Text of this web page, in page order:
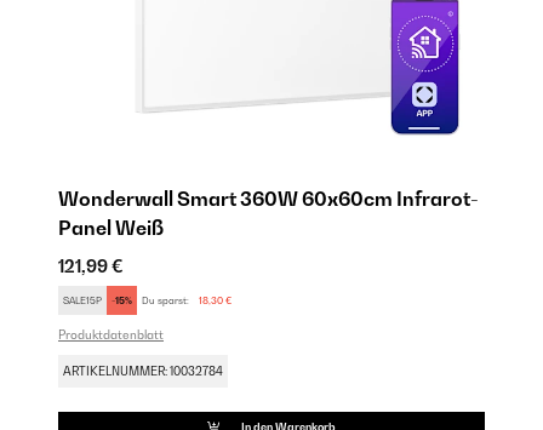
Wonderwall Smart 360W 60x60cm Infrarot-
Panel​​ Weiß
121,99 €
SALE15P -15% Du sparst: 18,30 €
Produktdatenblatt
ARTIKELNUMMER: 10032784
In den Warenkorb